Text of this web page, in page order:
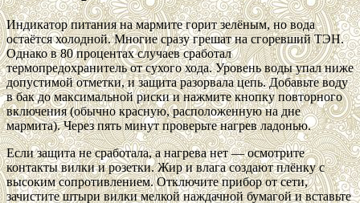
Индикатор питания на мармите горит зелёным, но вода
остаётся холодной. Многие сразу грешат на сгоревший ТЭН.
Однако в 80 процентах случаев сработал
термопредохранитель от сухого хода. Уровень воды упал ниже
допустимой отметки, и защита разорвала цепь. Добавьте воду
в бак до максимальной риски и нажмите кнопку повторного
включения (обычно красную, расположенную на дне
мармита). Через пять минут проверьте нагрев ладонью.
Если защита не сработала, а нагрева нет — осмотрите
контакты вилки и розетки. Жир и влага создают плёнку с
высоким сопротивлением. Отключите прибор от сети,
зачистите штыри вилки мелкой наждачной бумагой и вставьте